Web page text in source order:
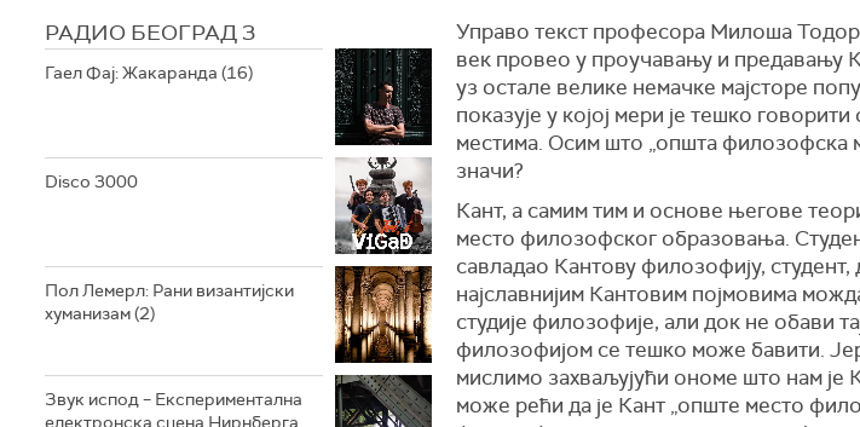
РАДИО БЕОГРАД 3
Гаел Фај: Жакаранда (16)
Disco 3000
Пол Лемерл: Рани византијски
хуманизам (2)
Звук испод – Експериментална
електронска сцена Нирнберга
Управо текст професора Милоша
век провео у проучавању и предавању
уз остале велике немачке мајсторе
показује у којој мери је тешко
местима. Осим што „општа филозофска
значи?
Кант, а самим тим и основе његове
место филозофског образовања.
савладао Кантову филозофију, студент,
најславнијим Кантовим појмовима
студије филозофије, али док не обави
филозофијом се тешко може бавити.
мислимо захваљујући ономе што нам је
може рећи да је Кант „опште место